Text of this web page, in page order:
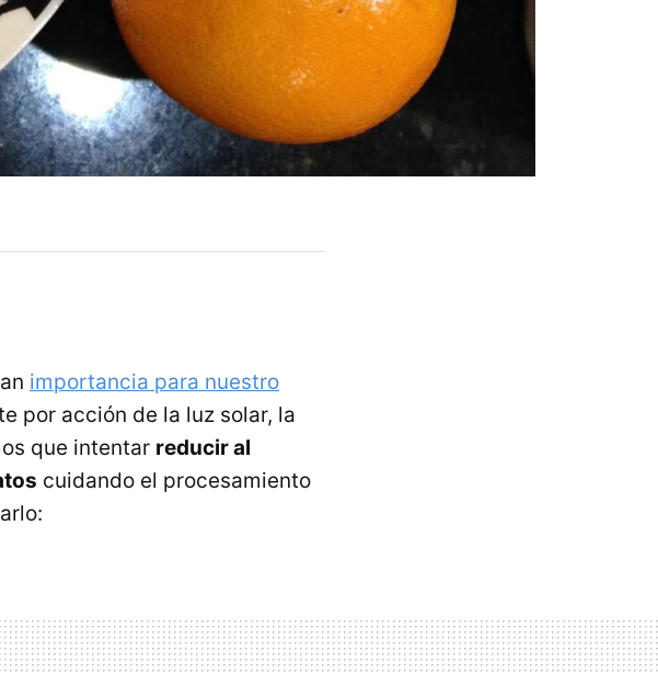
importancia para nuestro
por acción de la luz solar, la
que intentar reducir al
cuidando el procesamiento